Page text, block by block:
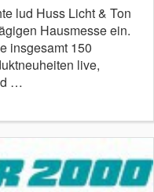
lud Huss Licht & Ton
Hausmesse ein.
insgesamt 150
live,
…